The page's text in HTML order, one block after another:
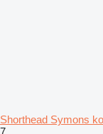
Shorthead Symons
7